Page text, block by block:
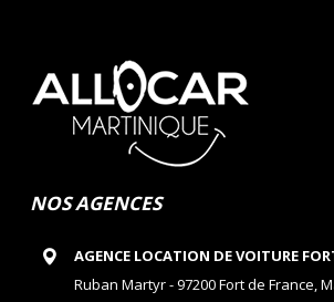
NOS AGENCES
AGENCE LOCATION DE VOITURE
Ruban Martyr - 97200 Fort de France,